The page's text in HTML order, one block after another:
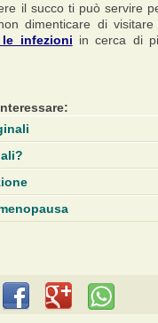
il succo ti può servire
dimenticare di
infezioni in cerca di